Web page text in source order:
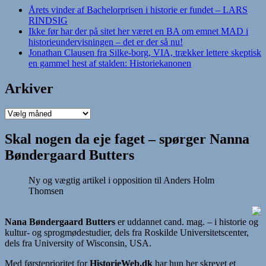
Årets vinder af Bachelorprisen i historie er fundet – LARS
RINDSIG
Ikke før har der på sitet her været en BA om emnet MAD i
historieundervisningen – det er der så nu!
Jonathan Clausen fra Silke-borg, VIA, trækker lettere skeptisk
en gammel hest af stalden: Historiekanonen
Arkiver
Arkiver
Skal nogen da eje faget – spørger Nanna
Bøndergaard Butters
Ny og vægtig artikel i opposition til Anders Holm
Thomsen
Nana Bøndergaard Butters er uddannet cand. mag. – i historie og
kultur- og sprogmødestudier, dels fra Roskilde Universitetscenter,
dels fra University of Wisconsin, USA.
Med førsteprioritet forHistorieWeb.dk har hun her skrevet et